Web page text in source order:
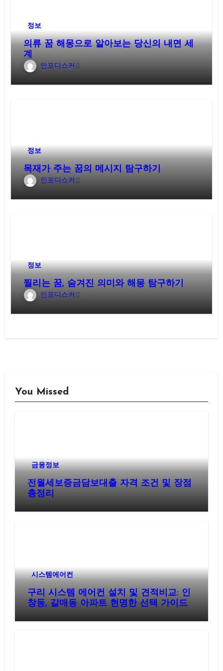
정보
의류 꿈 해몽으로 알아보는 당신의 내면 세
계
인포디스커
정보
목재가 주는 꿈의 메시지 탐구하기
인포디스커
정보
찔리는 꿈, 숨겨진 의미와 해몽 탐구하기
인포디스커
You Missed
금융정보
전월세보증금담보대출 자격 조건 및 장점
총정리
시스템에어컨
구리 시스템 에어컨 설치 및 견적비교: 인
창동, 갈매동 아파트 현명한 선택 가이드